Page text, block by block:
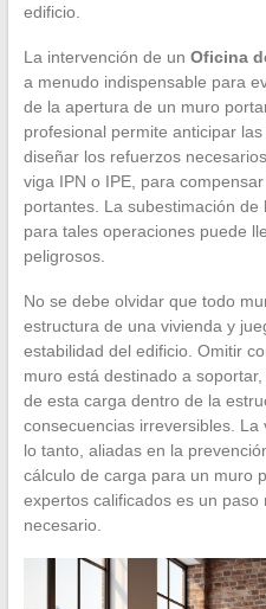
edificio.
La intervención de un Oficina
a menudo indispensable para
de la apertura de un muro
profesional permite anticipar
diseñar los refuerzos
viga IPN o IPE, para
portantes. La subestimación
para tales operaciones puede
peligrosos.
No se debe olvidar que todo
estructura de una vivienda y
estabilidad del edificio. Omitir
muro está destinado a
de esta carga dentro de la
consecuencias irreversibles.
lo tanto, aliadas en la
cálculo de carga para un muro
expertos calificados es un paso
necesario.